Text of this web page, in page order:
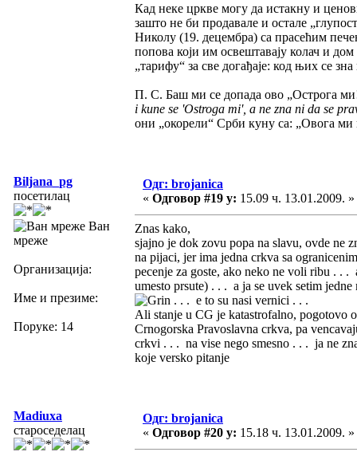
Кад неке цркве могу да истакну и
зашто не би продавале и остале
Николу (19. децембра) са прасећим
попова који им освештавају колач и
„тарифу“ за све догађаје: код њих се
П. С. Баш ми се допада ово „Острога
i kune se 'Ostroga mi', a ne zna ni da se
они „окорели“ Срби куну са: „Овога ми
Biljana_pg
посетилац
Ван
мреже
Организација:
Име и презиме:
Поруке: 14
Одг: brojanica
« Одговор #19 у: 15.09 ч. 13.01.2009. »
Znas kako,
sjajno je dok zovu popa na slavu, ovde ne
na pijaci, jer ima jedna crkva sa
pecenje za goste, ako neko ne voli ribu . . .
umesto prsute) . . . a ja se uvek setim
. . . e to su nasi vernici . . .
Ali stanje u CG je katastrofalno, pogotovo
Crnogorska Pravoslavna crkva, pa
crkvi . . . na vise nego smesno . . . ja ne
koje versko pitanje
Madiuxa
староседелац
Одг: brojanica
« Одговор #20 у: 15.18 ч. 13.01.2009. »